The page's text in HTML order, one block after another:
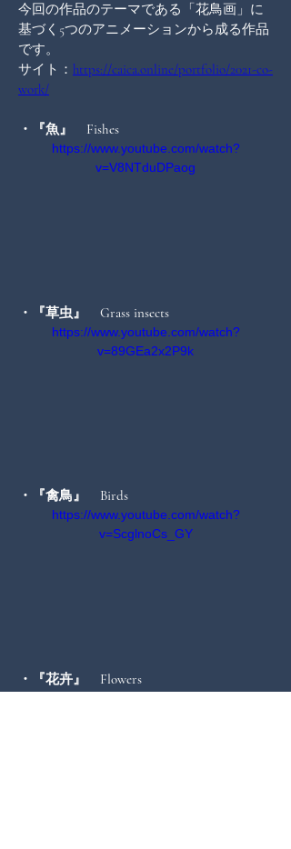
今回の作品のテーマである「花鳥画」に
基づく5つのアニメーションから成る作品
です。
サイト： https://caica.online/portfolio/2021-co-
work/
​・『魚』　Fishes
https://www.youtube.com/watch?
v=V8NTduDPaog
​・『草虫』　Grass insects
https://www.youtube.com/watch?
v=89GEa2x2P9k
・『禽鳥』　Birds
https://www.youtube.com/watch?
v=ScglnoCs_GY
・『花卉』　Flowers